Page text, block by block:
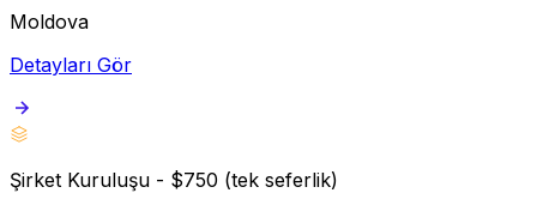
Moldova
Detayları Gör
Şirket Kuruluşu - $750 (tek seferlik)